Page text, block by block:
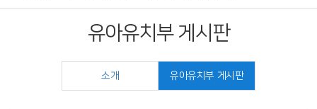
유아유치부 게시판
소개 유아유치부 게시판